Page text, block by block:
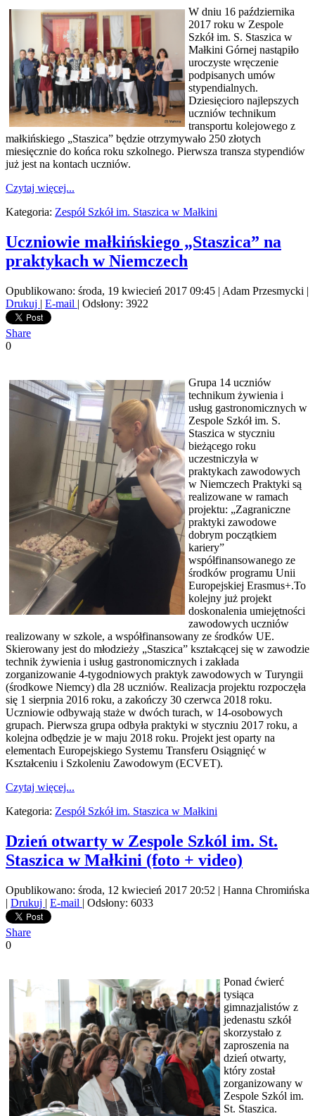
W dniu 16 października
2017 roku w Zespole
Szkół im. S. Staszica w
Małkini Górnej nastąpiło
uroczyste wręczenie
podpisanych umów
stypendialnych.
Dziesięcioro najlepszych
uczniów technikum
transportu kolejowego z
małkińskiego „Staszica” będzie otrzymywało 250 złotych
miesięcznie do końca roku szkolnego. Pierwsza transza stypendiów
już jest na kontach uczniów.
Czytaj więcej...
Kategoria: Zespół Szkół im. Staszica w Małkini
Uczniowie małkińskiego „Staszica” na
praktykach w Niemczech
Opublikowano: środa, 19 kwiecień 2017 09:45 | Adam Przesmycki |
Drukuj | E-mail | Odsłony: 3922
Share
0
Grupa 14 uczniów
technikum żywienia i
usług gastronomicznych w
Zespole Szkół im. S.
Staszica w styczniu
bieżącego roku
uczestniczyła w
praktykach zawodowych
w Niemczech Praktyki są
realizowane w ramach
projektu: „Zagraniczne
praktyki zawodowe
dobrym początkiem
kariery”
współfinansowanego ze
środków programu Unii
Europejskiej Erasmus+.To
kolejny już projekt
doskonalenia umiejętności
zawodowych uczniów
realizowany w szkole, a współfinansowany ze środków UE.
Skierowany jest do młodzieży „Staszica” kształcącej się w zawodzie
technik żywienia i usług gastronomicznych i zakłada
zorganizowanie 4-tygodniowych praktyk zawodowych w Turyngii
(środkowe Niemcy) dla 28 uczniów. Realizacja projektu rozpoczęła
się 1 sierpnia 2016 roku, a zakończy 30 czerwca 2018 roku.
Uczniowie odbywają staże w dwóch turach, w 14-osobowych
grupach. Pierwsza grupa odbyła praktyki w styczniu 2017 roku, a
kolejna odbędzie je w maju 2018 roku. Projekt jest oparty na
elementach Europejskiego Systemu Transferu Osiągnięć w
Kształceniu i Szkoleniu Zawodowym (ECVET).
Czytaj więcej...
Kategoria: Zespół Szkół im. Staszica w Małkini
Dzień otwarty w Zespole Szkól im. St.
Staszica w Małkini (foto + video)
Opublikowano: środa, 12 kwiecień 2017 20:52 | Hanna Chromińska
| Drukuj | E-mail | Odsłony: 6033
Share
0
Ponad ćwierć
tysiąca
gimnazjalistów z
jedenastu szkół
skorzystało z
zaproszenia na
dzień otwarty,
który został
zorganizowany w
Zespole Szkól im.
St. Staszica.